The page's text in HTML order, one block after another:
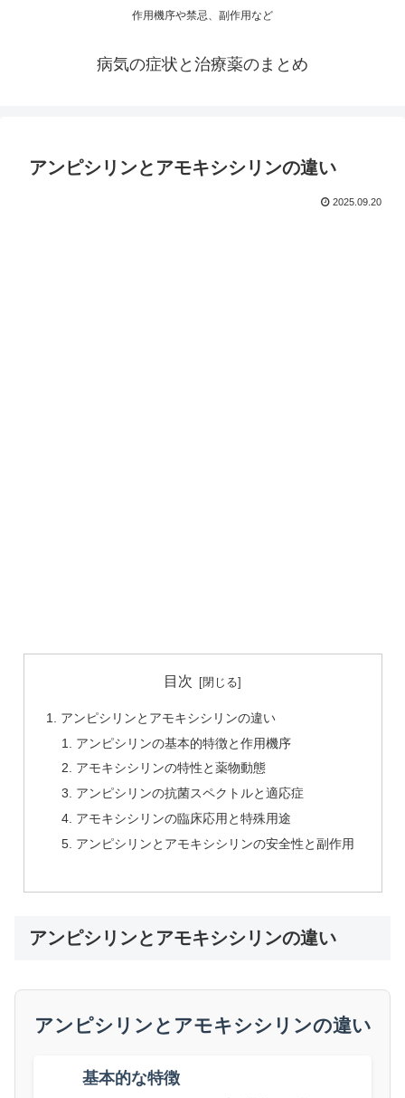
作用機序や禁忌、副作用など
病気の症状と治療薬のまとめ
アンピシリンとアモキシシリンの違い
2025.09.20
目次
アンピシリンとアモキシシリンの違い
アンピシリンの基本的特徴と作用機序
アモキシシリンの特性と薬物動態
アンピシリンの抗菌スペクトルと適応症
アモキシシリンの臨床応用と特殊用途
アンピシリンとアモキシシリンの安全性と副作用
アンピシリンとアモキシシリンの違い
アンピシリンとアモキシシリンの違い
基本的な特徴